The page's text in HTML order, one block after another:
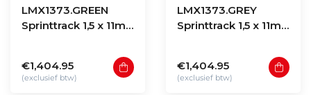
LMX1373.GREEN
Sprinttrack 1,5 x 11m -
€1,404.95
(exclusief btw)
LMX1373.GREY
Sprinttrack 1,5 x 11m -
€1,404.95
(exclusief btw)